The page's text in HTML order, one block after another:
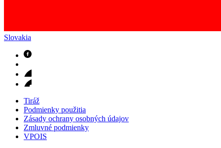
Slovakia
Tiráž
Podmienky použitia
Zásady ochrany osobných údajov
Zmluvné podmienky
VPOIS